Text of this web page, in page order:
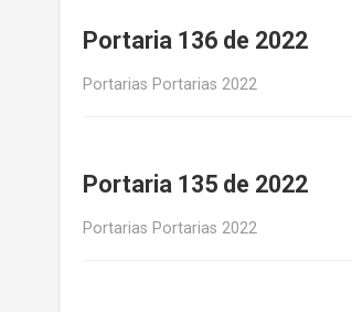
Portaria 136 de 2022
Portarias Portarias 2022
Portaria 135 de 2022
Portarias Portarias 2022